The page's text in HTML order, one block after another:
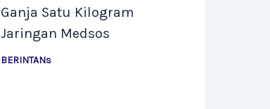
Ganja Satu Kilogram
Jaringan Medsos
BERINTANs